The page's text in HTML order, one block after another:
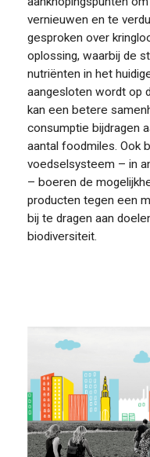
vernieuwen en te
gesproken over
oplossing, waarbij de
nutriënten in het
aangesloten wordt op
kan een betere
consumptie bijdragen
aantal foodmiles. Ook
voedselsysteem – in
– boeren de
producten tegen een
bij te dragen aan
biodiversiteit.